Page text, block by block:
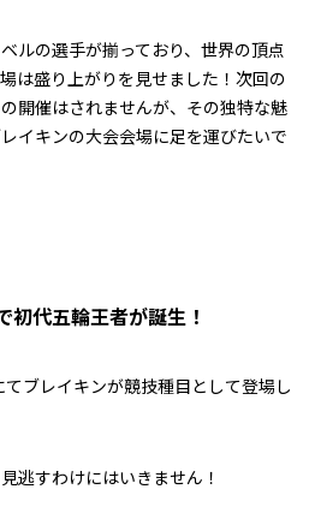
ルの選手が揃っており、世界の頂点
は盛り上がりを見せました！次回の
開催はされませんが、その独特な魅
イキンの大会会場に足を運びたいで
初代五輪王者が誕生！
ブレイキンが競技種目として登場し
逃すわけにはいきません！